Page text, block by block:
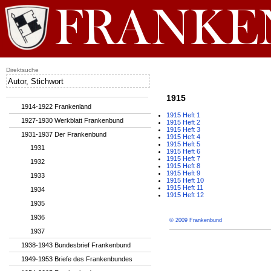
1915
1915 Heft 1
1915 Heft 2
1915 Heft 3
1915 Heft 4
1915 Heft 5
1915 Heft 6
1915 Heft 7
1915 Heft 8
1915 Heft 9
1915 Heft 10
1915 Heft 11
1915 Heft 12
© 2009 Frankenbund
1914-1922 Frankenland
1927-1930 Werkblatt Frankenbund
1931-1937 Der Frankenbund
1931
1932
1933
1934
1935
1936
1937
1938-1943 Bundesbrief Frankenbund
1949-1953 Briefe des Frankenbundes
Direktsuche